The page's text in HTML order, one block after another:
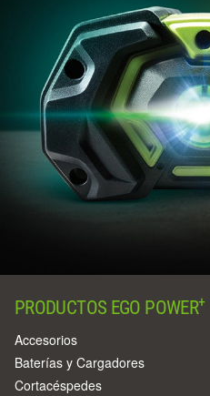
PRODUCTOS EGO POWER+
Accesorios
Baterías y Cargadores
Cortacéspedes